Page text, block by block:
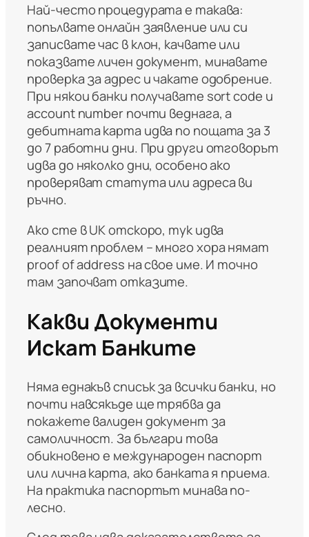
Най-често процедурата е такава:
попълвате онлайн заявление или си
записвате час в клон, качвате или
показвате личен документ, минавате
проверка за адрес и чакате одобрение.
При някои банки получавате sort code и
account number почти веднага, а
дебитната карта идва по пощата за 3
до 7 работни дни. При други отговорът
идва до няколко дни, особено ако
проверяват статута или адреса ви
ръчно.
Ако сте в UK отскоро, тук идва
реалният проблем – много хора нямат
proof of address на свое име. И точно
там започват отказите.
Какви Документи
Искат Банките
Няма еднакъв списък за всички банки, но
почти навсякъде ще трябва да
покажете валиден документ за
самоличност. За българи това
обикновено е международен паспорт
или лична карта, ако банката я приема.
На практика паспортът минава по-
лесно.